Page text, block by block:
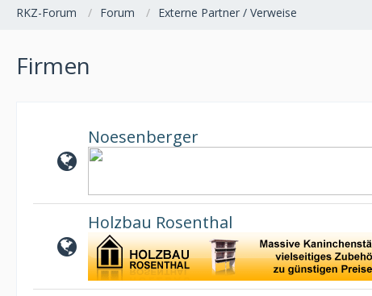
RKZ-Forum Forum Externe Partner / Verweise
Firmen
Noesenberger
Holzbau Rosenthal